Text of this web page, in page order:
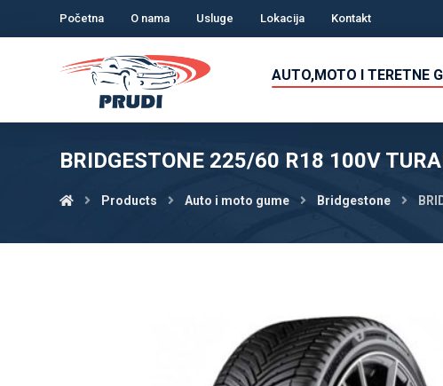
Početna O nama Usluge Lokacija Kontakt
AUTO,MOTO I TERETNE
BRIDGESTONE 225/60 R18 100V
Products Auto i moto gume Bridgestone